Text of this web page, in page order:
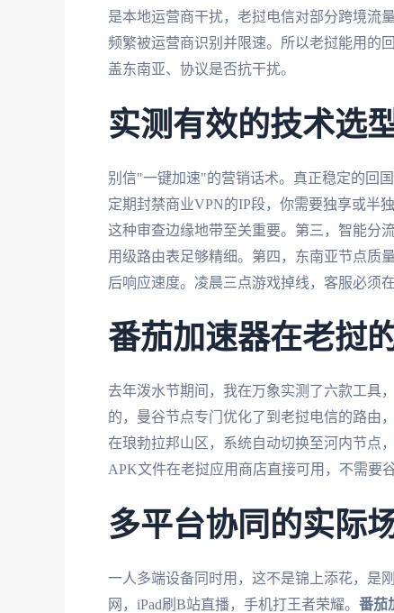
是本地运营商干扰，老挝电信对部分跨境流
频繁被运营商识别并限速。所以老挝能用的
盖东南亚、协议是否抗干扰。
实测有效的技术选
别信"一键加速"的营销话术。真正稳定的回
定期封禁商业VPN的IP段，你需要独享或半
这种审查边缘地带至关重要。第三，智能分
用级路由表足够精细。第四，东南亚节点质
后响应速度。凌晨三点游戏掉线，客服必须在
番茄加速器在老挝
去年泼水节期间，我在万象实测了六款工具，
的，曼谷节点专门优化了到老挝电信的路由
在琅勃拉邦山区，系统自动切换至河内节点
APK文件在老挝应用商店直接可用，不需要
多平台协同的实际
一人多端设备同时用，这不是锦上添花，是
网，iPad刷B站直播，手机打王者荣耀。 番茄